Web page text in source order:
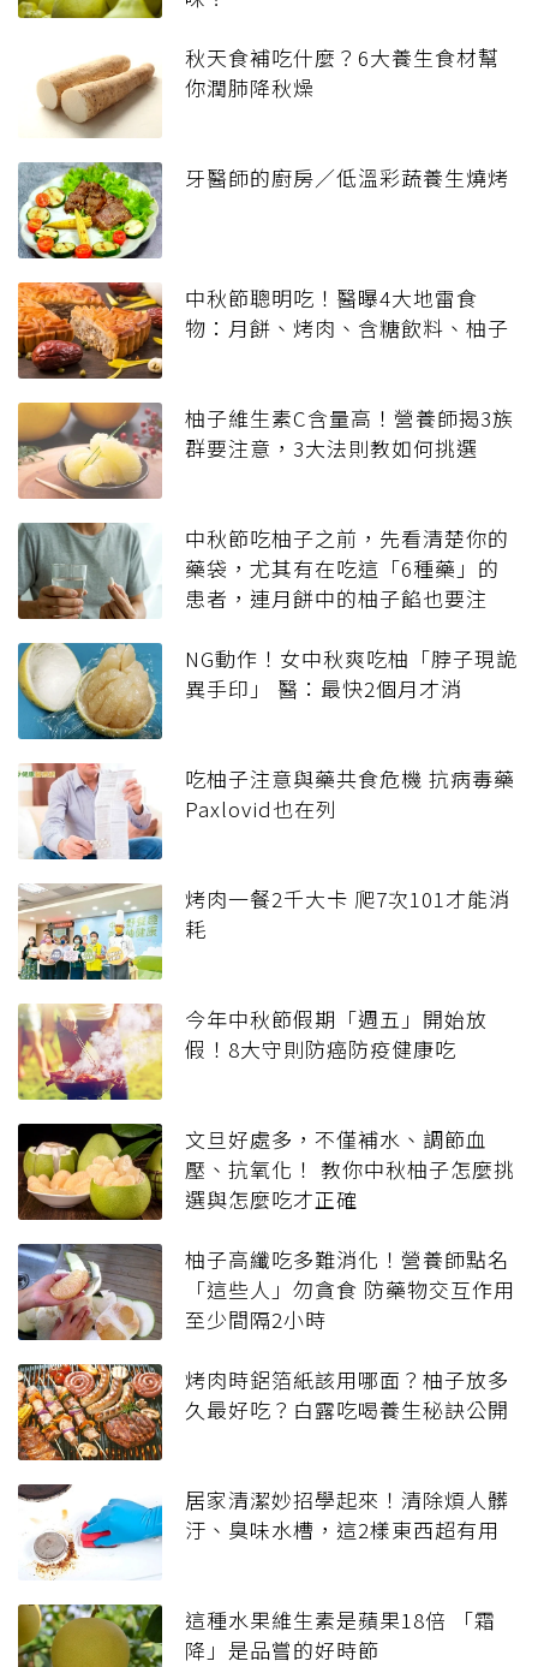
秋天食補吃什麼？6大養生食材幫
你潤肺降秋燥
牙醫師的廚房／低溫彩蔬養生燒烤
中秋節聰明吃！醫曝4大地雷食
物：月餅、烤肉、含糖飲料、柚子
柚子維生素C含量高！營養師揭3族
群要注意，3大法則教如何挑選
中秋節吃柚子之前，先看清楚你的
藥袋，尤其有在吃這「6種藥」的
患者，連月餅中的柚子餡也要注
NG動作！女中秋爽吃柚「脖子現詭
異手印」 醫：最快2個月才消
吃柚子注意與藥共食危機 抗病毒藥
Paxlovid也在列
烤肉一餐2千大卡 爬7次101才能消
耗
今年中秋節假期「週五」開始放
假！8大守則防癌防疫健康吃
文旦好處多，不僅補水、調節血
壓、抗氧化！ 教你中秋柚子怎麼挑
選與怎麼吃才正確
柚子高纖吃多難消化！營養師點名
「這些人」勿貪食 防藥物交互作用
至少間隔2小時
烤肉時鋁箔紙該用哪面？柚子放多
久最好吃？白露吃喝養生秘訣公開
居家清潔妙招學起來！清除煩人髒
汙、臭味水槽，這2樣東西超有用
這種水果維生素是蘋果18倍 「霜
降」是品嘗的好時節